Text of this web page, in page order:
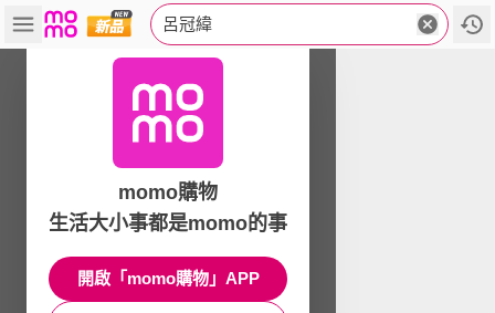
呂冠緯
momo購物
生活大小事都是momo的事
開啟「momo購物」APP